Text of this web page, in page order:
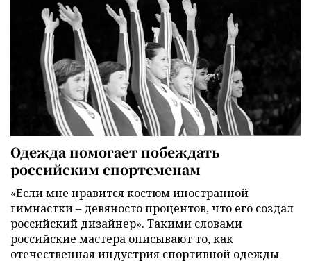
Одежда помогает побеждать
российским спортсменам
«Если мне нравится костюм иностранной
гимнастки – девяносто процентов, что его создал
российский дизайнер». Такими словами
российские мастера описывают то, как
отечественная индустрия спортивной одежды